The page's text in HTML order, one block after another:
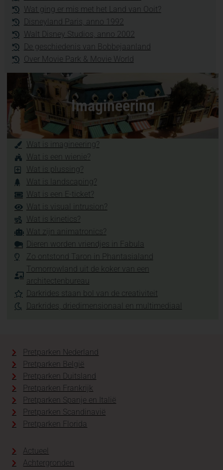
Wat ging er mis met het Land van Ooit?
Disneyland Paris, anno 1992
Walt Disney Studios, anno 2002
De geschiedenis van Bobbejaanland
Over Movie Park & Movie World
Imagineering
Wat is imagineering?
Wat is een wienie?
Wat is plussing?
Wat is landscaping?
Wat is een E-ticket?
Wat is visual intrusion?
Wat is kinetics?
Wat zijn animatronics?
Dieren worden vriendjes in Fabula
Zo ontstond Taron in Phantasialand
Tomorrowland uit de koker van een
architectenbureau
Darkrides staan bol van de creativiteit
Darkrides, driedimensionaal en multimediaal
Pretparken Nederland
Pretparken België
Pretparken Duitsland
Pretparken Frankrijk
Pretparken Spanje en Italië
Pretparken Scandinavië
Pretparken Florida
Actueel
Achtergronden